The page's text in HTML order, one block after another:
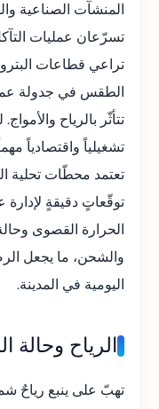
المنشآت الصناعية
تسرّعان عمليات
تراعي قطاعات
الطقس في جدولة
تتأثّر بالرياح
تشغيلياً واقتصادياً
تعتمد محطّات تحلية
توقّعاتٍ دقيقةٍ لإدارة
الحرارة القصوى
والشحن، ما يجعل
اليومية في المدينة.
الرياح وحالة
تهبّ على ينبع رياحٌ